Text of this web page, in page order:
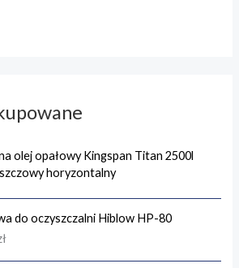
olej opałowy Kingspan Titan 2500l
horyzontalny
do oczyszczalni Hiblow HP-80